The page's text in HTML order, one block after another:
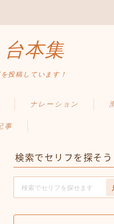
本集
投稿しています！
ナレーション
事
検索でセリフを探そう